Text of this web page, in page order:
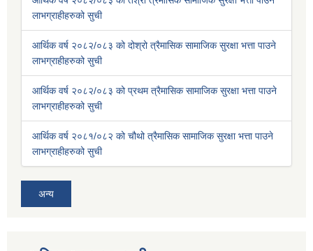
लाभग्राहीहरुको सुची
आर्थिक वर्ष २०८२/०८३ को दोश्रो त्रैमासिक सामाजिक सुरक्षा भत्ता पाउने
लाभग्राहीहरुको सुची
आर्थिक वर्ष २०८२/०८३ को प्रथम त्रैमासिक सामाजिक सुरक्षा भत्ता पाउने
लाभग्राहीहरुको सुची
आर्थिक वर्ष २०८१/०८२ को चौथो त्रैमासिक सामाजिक सुरक्षा भत्ता पाउने
लाभग्राहीहरुको सुची
अन्य